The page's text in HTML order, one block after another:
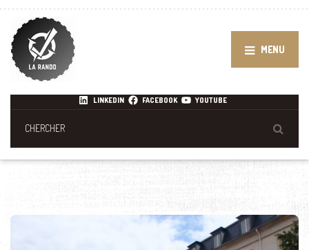
MENU
LINKEDIN FACEBOOK YOUTUBE